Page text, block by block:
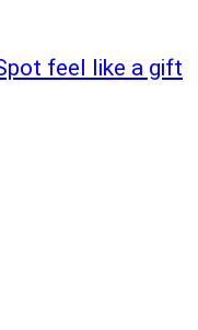
feel like a gift